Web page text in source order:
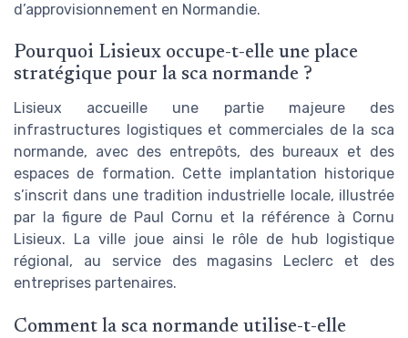
d’approvisionnement en Normandie.
Pourquoi Lisieux occupe-t-elle une place
stratégique pour la sca normande ?
Lisieux accueille une partie majeure des
infrastructures logistiques et commerciales de la sca
normande, avec des entrepôts, des bureaux et des
espaces de formation. Cette implantation historique
s’inscrit dans une tradition industrielle locale, illustrée
par la figure de Paul Cornu et la référence à Cornu
Lisieux. La ville joue ainsi le rôle de hub logistique
régional, au service des magasins Leclerc et des
entreprises partenaires.
Comment la sca normande utilise-t-elle